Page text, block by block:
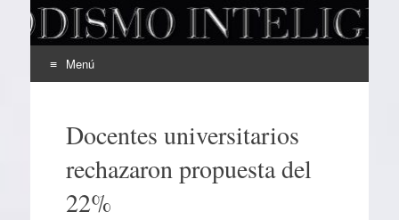
Menú
contenidoDocentes universitarios
rechazaron propuesta del
22%